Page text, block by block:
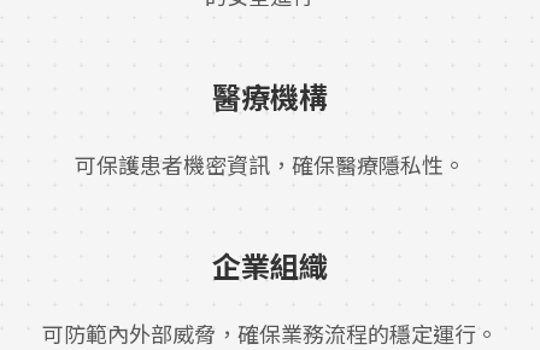
醫療機構
可保護患者機密資訊，確保醫療隱私性。
企業組織
可防範內外部威脅，確保業務流程的穩定運行。